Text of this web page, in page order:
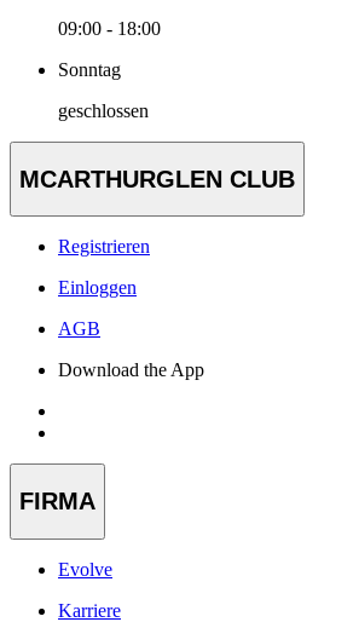
09:00 - 18:00
Sonntag
geschlossen
MCARTHURGLEN CLUB
Registrieren
Einloggen
AGB
Download the App
FIRMA
Evolve
Karriere